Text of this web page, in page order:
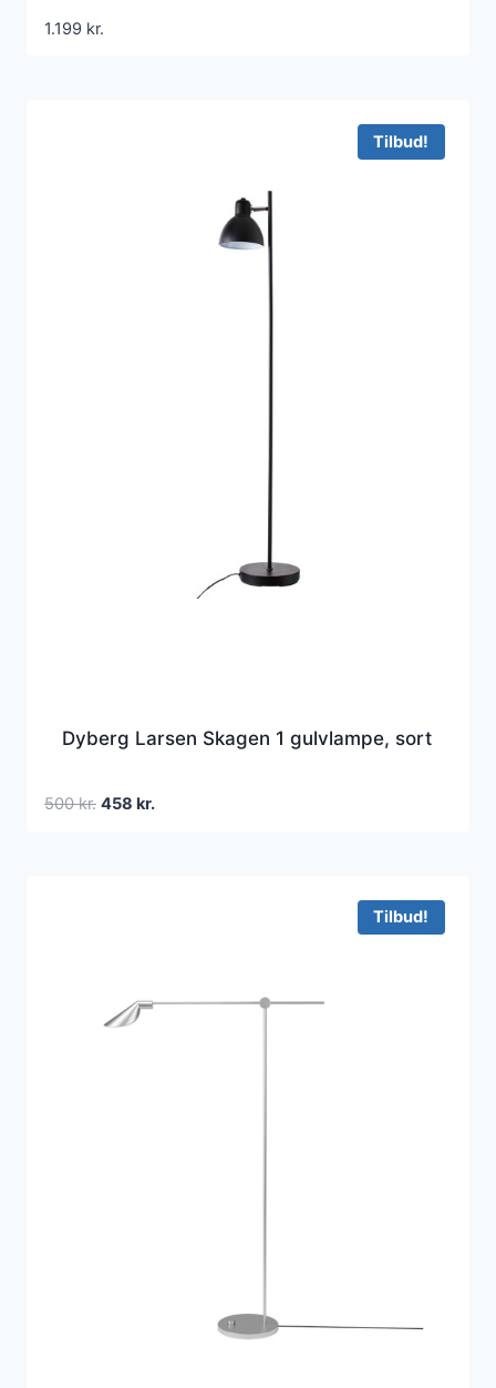
1.199 kr.
Tilbud!
Dyberg Larsen Skagen 1 gulvlampe, sort
500kr. Den
458 kr.Den
Tilbud!